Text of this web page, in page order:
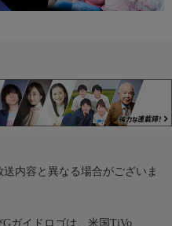
内容と異なる場合がございま
ガイドロゴは、米国TiVo